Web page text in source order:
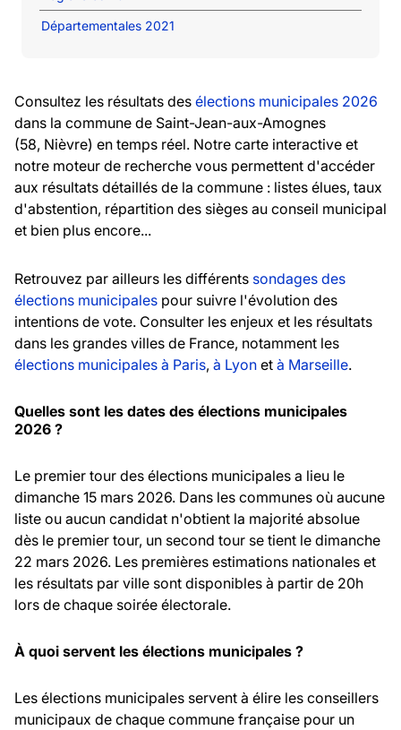
Départementales 2021
Consultez les résultats des élections municipales 2026
dans la commune de Saint-Jean-aux-Amognes
(58, Nièvre) en temps réel. Notre carte interactive et
notre moteur de recherche vous permettent d'accéder
aux résultats détaillés de la commune : listes élues, taux
d'abstention, répartition des sièges au conseil municipal
et bien plus encore...
Retrouvez par ailleurs les différents sondages des
élections municipales pour suivre l'évolution des
intentions de vote. Consulter les enjeux et les résultats
dans les grandes villes de France, notamment les
élections municipales à Paris, à Lyon et à Marseille.
Quelles sont les dates des élections municipales
2026 ?
Le premier tour des élections municipales a lieu le
dimanche 15 mars 2026. Dans les communes où aucune
liste ou aucun candidat n'obtient la majorité absolue
dès le premier tour, un second tour se tient le dimanche
22 mars 2026. Les premières estimations nationales et
les résultats par ville sont disponibles à partir de 20h
lors de chaque soirée électorale.
À quoi servent les élections municipales ?
Les élections municipales servent à élire les conseillers
municipaux de chaque commune française pour un